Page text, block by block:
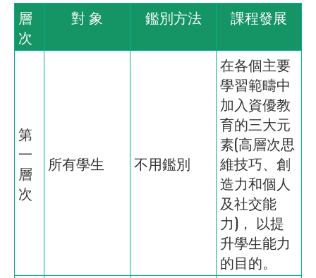
層
次
對 象 鑑別方法 課程發展
第
一
層
次
所有學生 不用鑑別
在各個主要
學習範疇中
加入資優教
育的三大元
素(高層次思
維技巧、創
造力和個人
及社交能
力)， 以提
升學生能力
的目的。